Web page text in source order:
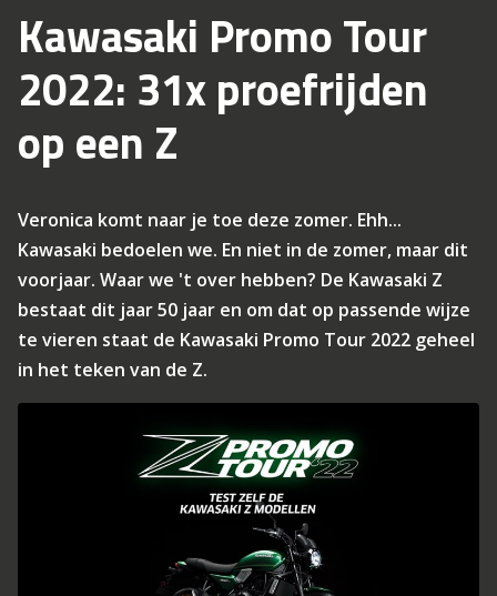
Kawasaki Promo Tour
2022: 31x proefrijden
op een Z
Veronica komt naar je toe deze zomer. Ehh...
Kawasaki bedoelen we. En niet in de zomer, maar dit
voorjaar. Waar we 't over hebben? De Kawasaki Z
bestaat dit jaar 50 jaar en om dat op passende wijze
te vieren staat de Kawasaki Promo Tour 2022 geheel
in het teken van de Z.